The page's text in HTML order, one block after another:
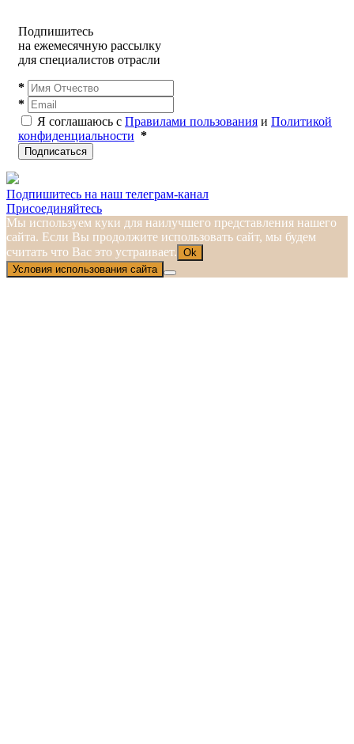
Подпишитесь
на ежемесячную рассылку
для специалистов отрасли
*
*
Я соглашаюсь с Правилами пользования и Политикой
конфиденциальности *
Подписаться
Подпишитесь на наш телеграм-канал
Присоединяйтесь
Мы используем куки для наилучшего представления нашего
сайта. Если Вы продолжите использовать сайт, мы будем
считать что Вас это устраивает. Ok
Условия использования сайта